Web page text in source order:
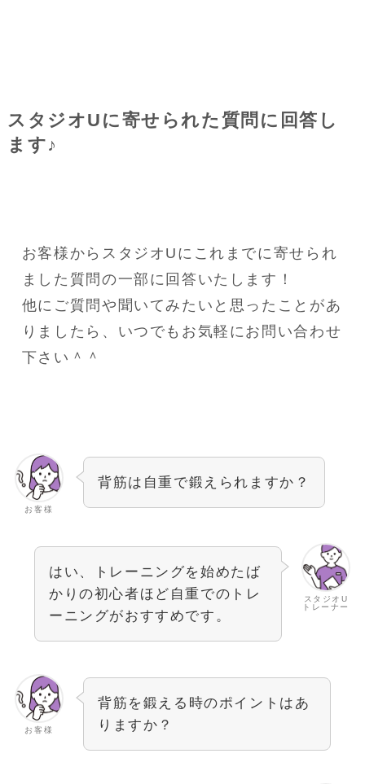
スタジオUに寄せられた質問に回答し
ます♪
お客様からスタジオUにこれまでに寄せられ
ました質問の一部に回答いたします！
他にご質問や聞いてみたいと思ったことがあ
りましたら、いつでもお気軽にお問い合わせ
下さい＾＾
お客様
背筋は自重で鍛えられますか？
スタジオU
トレーナー
はい、トレーニングを始めたば
かりの初心者ほど自重でのトレ
ーニングがおすすめです。
お客様
背筋を鍛える時のポイントはあ
りますか？